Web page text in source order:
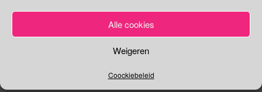
Alle cookies
Weigeren
Coockiebeleid
Zoeken
Zoeken
Recente tweetsKlik om marketing cookies te